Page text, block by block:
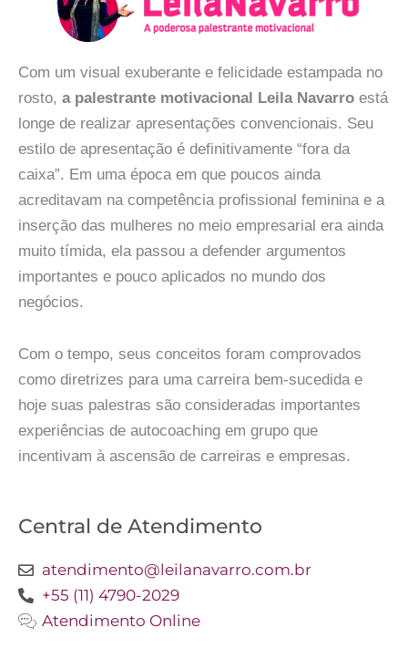
Com um visual exuberante e felicidade estampada no
rosto, a palestrante motivacional Leila Navarro está
longe de realizar apresentações convencionais. Seu
estilo de apresentação é definitivamente “fora da
caixa”. Em uma época em que poucos ainda
acreditavam na competência profissional feminina e a
inserção das mulheres no meio empresarial era ainda
muito tímida, ela passou a defender argumentos
importantes e pouco aplicados no mundo dos
negócios.
Com o tempo, seus conceitos foram comprovados
como diretrizes para uma carreira bem-sucedida e
hoje suas palestras são consideradas importantes
experiências de autocoaching em grupo que
incentivam à ascensão de carreiras e empresas.
Central de Atendimento
atendimento@leilanavarro.com.br
+55 (11) 4790-2029
Atendimento Online